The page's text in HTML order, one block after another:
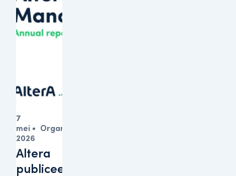
Altera
publiceert
7
mei
2026
Organisatie